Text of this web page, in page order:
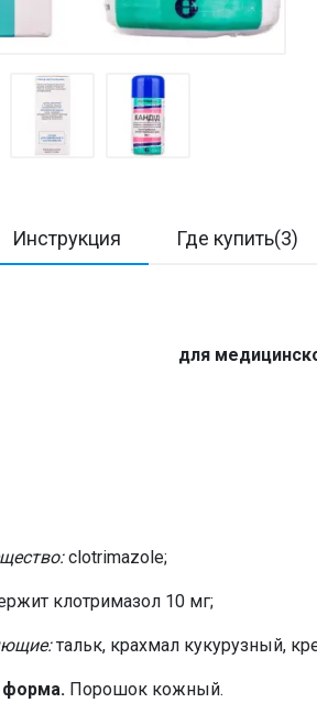
Инструкция Где купить(3)
для
сlotrimazole;
клотримазол 10 мг;
тальк, крахмал кукурузный,
форма. Порошок кожный.